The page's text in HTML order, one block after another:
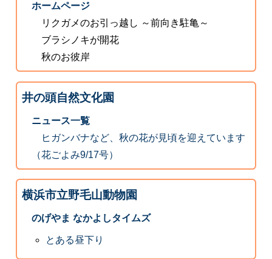
ホームページ
リクガメのお引っ越し ～前向き駐亀～
ブラシノキが開花
秋のお彼岸
井の頭自然文化園
ニュース一覧
ヒガンバナなど、秋の花が見頃を迎えています
（花ごよみ9/17号）
横浜市立野毛山動物園
のげやま なかよしタイムズ
とある昼下り